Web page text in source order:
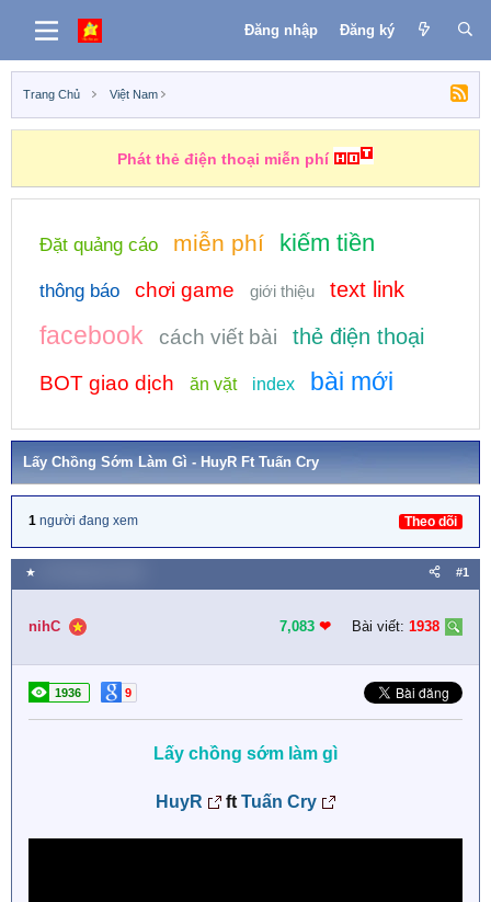
Đăng nhập Đăng ký
Trang Chủ Việt Nam
Phát thẻ điện thoại miễn phí
Đặt quảng cáo miễn phí kiếm tiền
thông báo chơi game giới thiệu text link
facebook cách viết bài thẻ điện thoại
BOT giao dịch ăn vặt index bài mới
Lấy Chồng Sớm Làm Gì - HuyR Ft Tuấn Cry
1 người đang xem Theo dõi
★ #1
nihC 7,083 ❤︎ Bài viết: 1938
1936 9
Lấy chồng sớm làm gì
HuyR ft Tuấn Cry